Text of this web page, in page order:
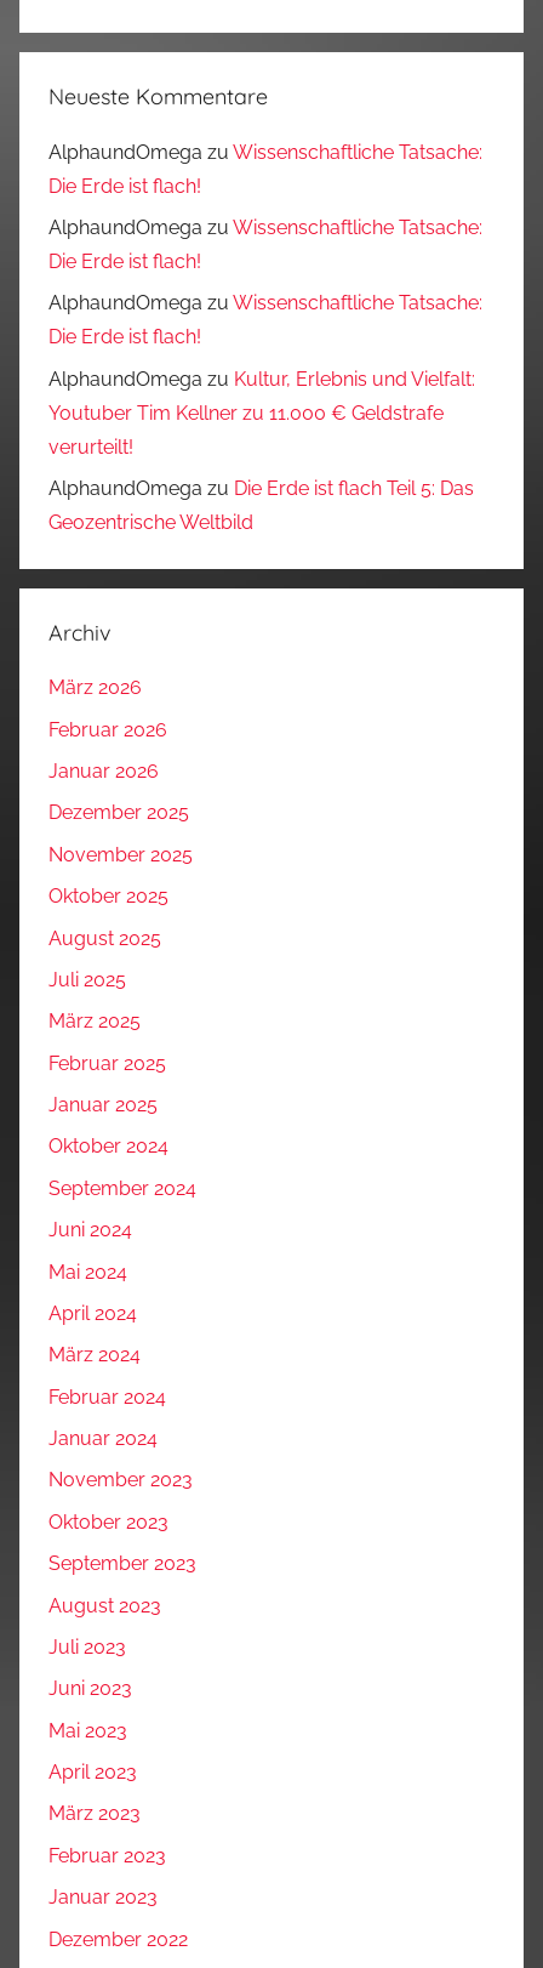
Neueste Kommentare
AlphaundOmega zu Wissenschaftliche Tatsache:
Die Erde ist flach!
AlphaundOmega zu Wissenschaftliche Tatsache:
Die Erde ist flach!
AlphaundOmega zu Wissenschaftliche Tatsache:
Die Erde ist flach!
AlphaundOmega zu Kultur, Erlebnis und Vielfalt:
Youtuber Tim Kellner zu 11.000 € Geldstrafe
verurteilt!
AlphaundOmega zu Die Erde ist flach Teil 5: Das
Geozentrische Weltbild
Archiv
März 2026
Februar 2026
Januar 2026
Dezember 2025
November 2025
Oktober 2025
August 2025
Juli 2025
März 2025
Februar 2025
Januar 2025
Oktober 2024
September 2024
Juni 2024
Mai 2024
April 2024
März 2024
Februar 2024
Januar 2024
November 2023
Oktober 2023
September 2023
August 2023
Juli 2023
Juni 2023
Mai 2023
April 2023
März 2023
Februar 2023
Januar 2023
Dezember 2022